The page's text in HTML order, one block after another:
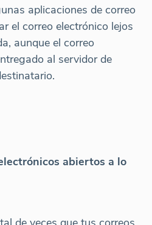
aplicaciones de correo
el correo electrónico lejos
aunque el correo
al servidor de
abiertos a lo